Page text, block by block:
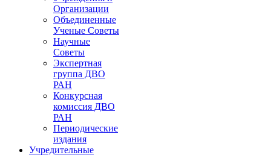
Организации
Объединенные
Ученые Советы
Научные
Советы
Экспертная
группа ДВО
РАН
Конкурсная
комиссия ДВО
РАН
Периодические
издания
Учредительные